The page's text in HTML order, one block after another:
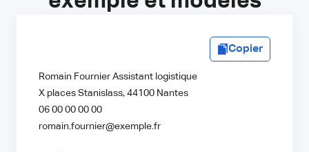
Copier
Romain Fournier Assistant logistique
X places Stanislass, 44100 Nantes
06 00 00 00 00
romain.fournier@exemple.fr